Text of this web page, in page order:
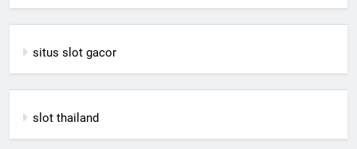
situs slot gacor
slot thailand